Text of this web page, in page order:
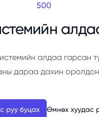
500
алдаа гарсан
дараа дахин
руу буцах Өмнөх хуудас